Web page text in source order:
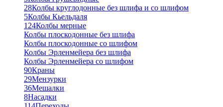
28Колбы круглодонные без шлифа и со шлифом
5Колбы Кьельдаля
124Колбы мерные
Колбы плоскодонные без шлифа
Колбы плоскодонные со шлифом
Колбы Эрленмейера без шлифа
Колбы Эрленмейера со шлифом
90Краны
29Мензурки
36Мешалки
8Насадки